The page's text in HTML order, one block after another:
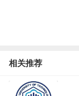
相关推荐